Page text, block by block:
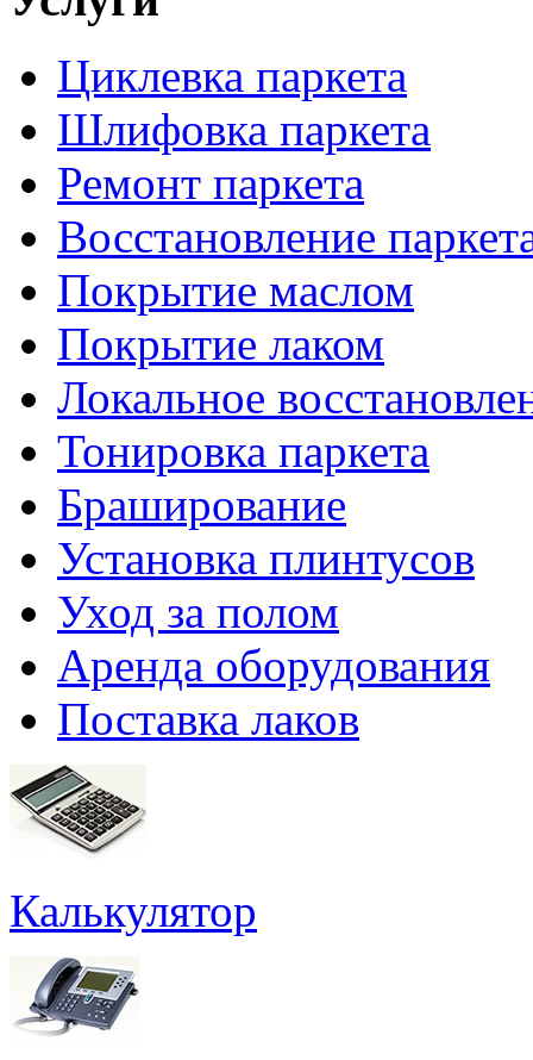
Циклевка паркета
Шлифовка паркета
Ремонт паркета
Восстановление
Покрытие маслом
Покрытие лаком
Локальное
Тонировка паркета
Браширование
Установка плинтусов
Уход за полом
Аренда оборудования
Поставка лаков
Калькулятор